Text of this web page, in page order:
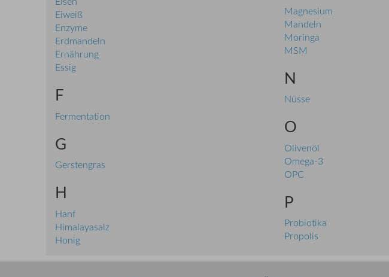
Eiweiß
Enzyme
Erdmandeln
Ernährung
Essig
F
Fermentation
G
Gerstengras
H
Hanf
Himalayasalz
Honig
Magnesium
Mandeln
Moringa
MSM
N
Nüsse
O
Olivenöl
Omega-3
OPC
P
Probiotika
Propolis